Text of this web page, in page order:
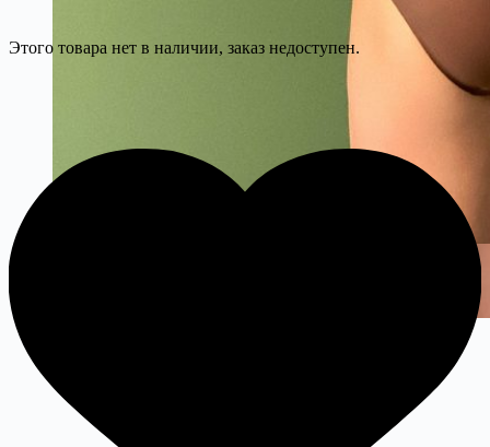
Этого товара нет в наличии, заказ недоступен.